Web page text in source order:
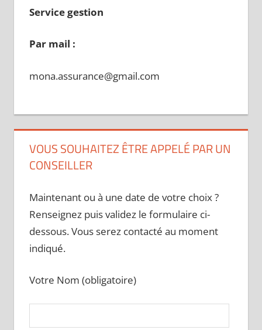
Service gestion
Par mail :
mona.assurance@gmail.com
VOUS SOUHAITEZ ÊTRE APPELÉ PAR UN
CONSEILLER
Maintenant ou à une date de votre choix ?
Renseignez puis validez le formulaire ci-
dessous. Vous serez contacté au moment
indiqué.
Votre Nom (obligatoire)